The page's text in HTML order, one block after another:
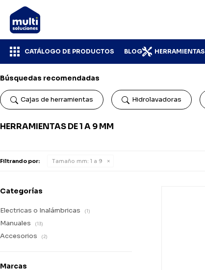
CATÁLOGO DE PRODUCTOS BLOG HERRAMIENTAS
Búsquedas recomendadas
Cajas de herramientas Hidrolavadoras
HERRAMIENTAS DE 1 A 9 MM
Filtrando por: Tamaño mm: 1 a 9
Categorías
Electricas o Inalámbricas (1)
Manuales (13)
Accesorios (2)
Marcas